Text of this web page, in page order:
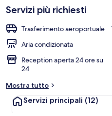
Servizi più richiesti
Trasferimento aeroportuale
Aria condizionata
Reception aperta 24 ore su
24
Mostra tutto
Servizi principali (12)